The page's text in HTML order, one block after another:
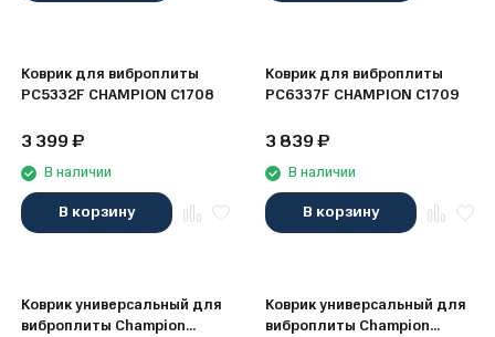
Коврик для виброплиты
PC5332F CHAMPION C1708
3 399₽
В наличии
В корзину
Коврик для виброплиты
PC6337F CHAMPION C1709
3 839₽
В наличии
В корзину
Коврик универсальный для
виброплиты Champion
Коврик универсальный для
виброплиты Champion